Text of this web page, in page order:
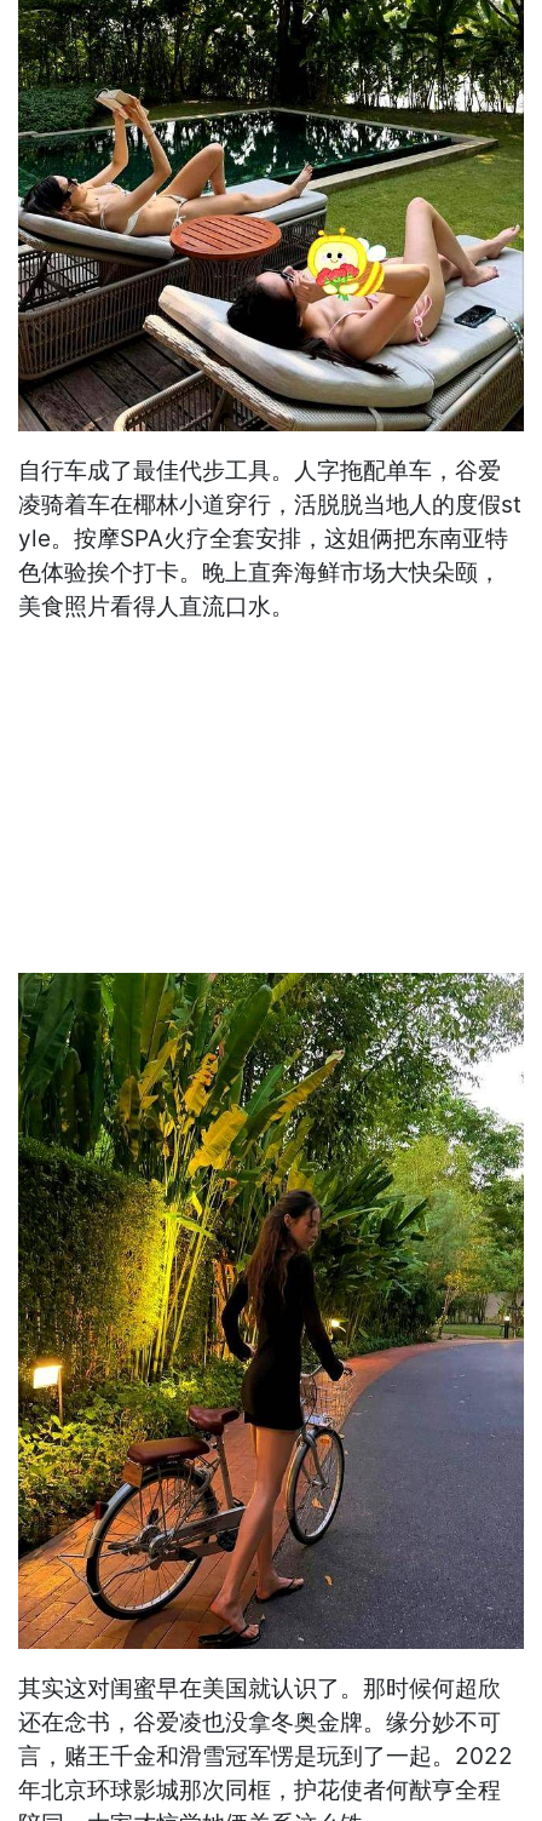
自行车成了最佳代步工具。人字拖配单车，谷爱
凌骑着车在椰林小道穿行，活脱脱当地人的度假st
yle。按摩SPA火疗全套安排，这姐俩把东南亚特
色体验挨个打卡。晚上直奔海鲜市场大快朵颐，
美食照片看得人直流口水。
其实这对闺蜜早在美国就认识了。那时候何超欣
还在念书，谷爱凌也没拿冬奥金牌。缘分妙不可
言，赌王千金和滑雪冠军愣是玩到了一起。2022
年北京环球影城那次同框，护花使者何猷亨全程